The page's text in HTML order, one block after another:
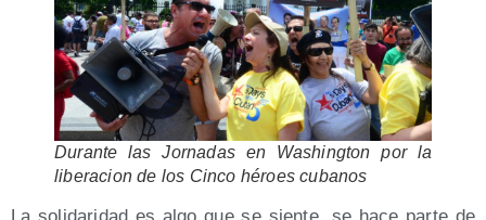
Duran­te las Jor­na­das en Washing­ton por la
libe­ra­cion de los Cin­co héroes cubanos